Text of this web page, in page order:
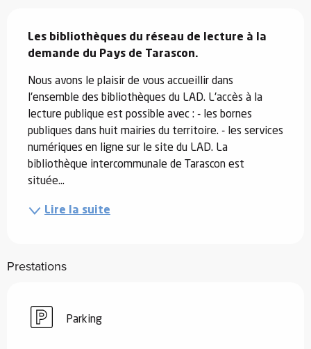
Les bibliothèques du réseau de lecture à la
demande du Pays de Tarascon.
Nous avons le plaisir de vous accueillir dans
l'ensemble des bibliothèques du LAD. L'accès à la
lecture publique est possible avec : - les bornes
publiques dans huit mairies du territoire. - les services
numériques en ligne sur le site du LAD. La
bibliothèque intercommunale de Tarascon est
située...
Lire la suite
Prestations
Parking